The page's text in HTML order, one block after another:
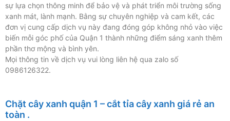
sự lựa chọn thông minh để bảo vệ và phát triển môi trường sống
xanh mát, lành mạnh. Bằng sự chuyên nghiệp và cam kết, các
đơn vị cung cấp dịch vụ này đang đóng góp không nhỏ vào việc
biến mỗi góc phố của Quận 1 thành những điểm sáng xanh thêm
phần thơ mộng và bình yên.
Mọi thông tin về dịch vụ vui lòng liên hệ qua zalo số
0986126322.
Chặt cây xanh quận 1 – cắt tỉa cây xanh giá rẻ an
toàn .